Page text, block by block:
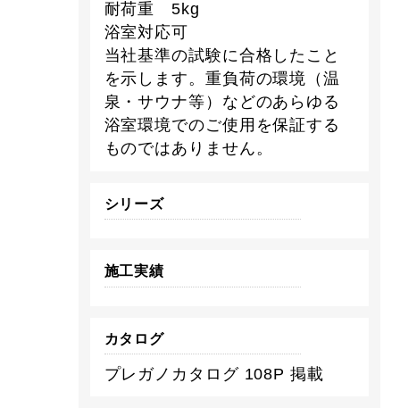
耐荷重 5kg
浴室対応可
当社基準の試験に合格したこと
を示します。重負荷の環境（温
泉・サウナ等）などのあらゆる
浴室環境でのご使用を保証する
ものではありません。
シリーズ
施工実績
カタログ
プレガノカタログ 108P 掲載